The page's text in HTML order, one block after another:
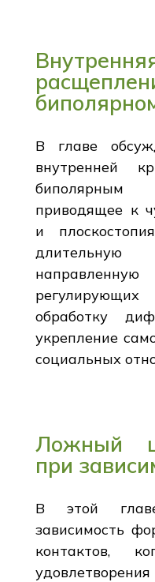
В главе
внутренней
приводящее к
и
обработку
укрепление
социальных
Ложный
при
В этой
зависимость
контактов,